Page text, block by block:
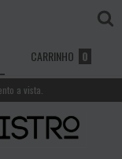
CARRINHO 0
a vista.